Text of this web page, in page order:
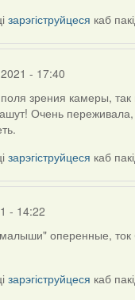
зарэгіструйцеся каб
- 17:40
зрения камеры,
Очень переживала,
зарэгіструйцеся каб
- 14:22
оперенные, ток
зарэгіструйцеся каб